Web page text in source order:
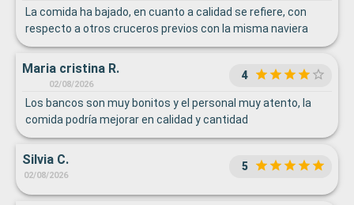
La comida ha bajado, en cuanto a calidad se refiere, con
respecto a otros cruceros previos con la misma naviera
Maria cristina R.
02/08/2026
4
Los bancos son muy bonitos y el personal muy atento, la
comida podría mejorar en calidad y cantidad
Silvia C.
02/08/2026
5